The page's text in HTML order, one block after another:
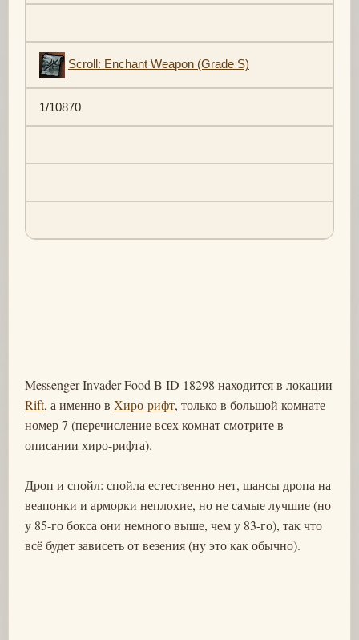
Scroll: Enchant Weapon (Grade S)
1/10870
Messenger Invader Food B ID 18298 находится в локации
Rift, а именно в Хиро-рифт, только в большой комнате
номер 7 (перечисление всех комнат смотрите в
описании хиро-рифта).
Дроп и спойл: спойла естественно нет, шансы дропа на
веапонки и арморки неплохие, но не самые лучшие (но
у 85-го бокса они немного выше, чем у 83-го), так что
всё будет зависеть от везения (ну это как обычно).